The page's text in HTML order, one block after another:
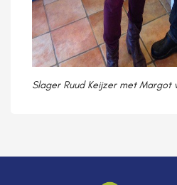
Slager Ruud Keijzer met Margot